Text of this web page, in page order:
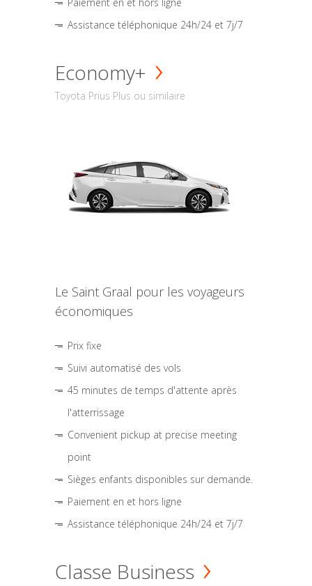
Assistance téléphonique 24h/24 et 7j/7
Economy+
Toyota Prius Plus ou similaire
Le Saint Graal pour les voyageurs
économiques
Prix fixe
Suivi automatisé des vols
45 minutes de temps d'attente après
l'atterrissage
Convenient pickup at precise meeting
point
Sièges enfants disponibles sur demande.
Paiement en et hors ligne
Assistance téléphonique 24h/24 et 7j/7
Classe Business